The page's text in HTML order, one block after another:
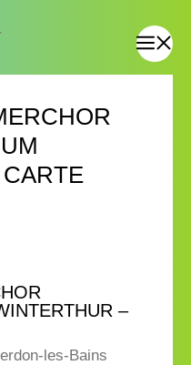
–
les-Bains